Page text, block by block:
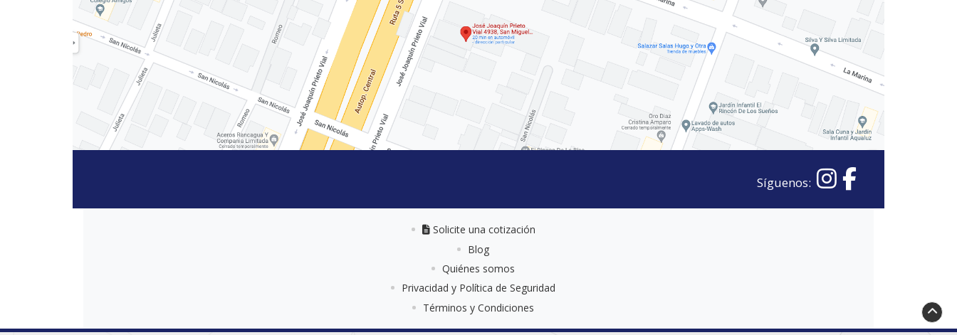
Síguenos:
Solicite una cotización
Solicite una cotización
Blog
Quiénes somos
Privacidad y Política de Seguridad
Términos y Condiciones